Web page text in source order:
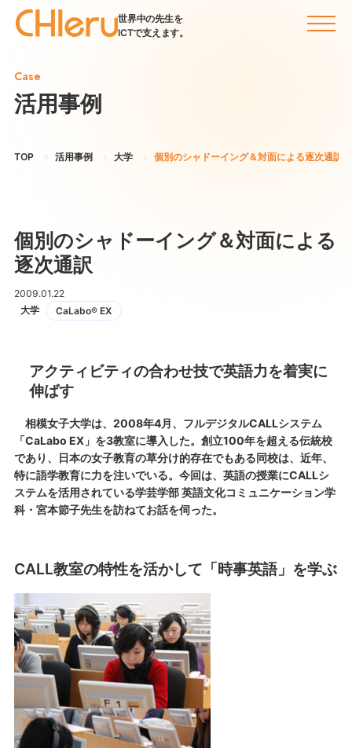
世界中の先生を
ICTで支えます。
Case
活用事例
TOP 活用事例 大学 個別のシャドーイング＆対面による逐次通訳
個別のシャドーイング＆対面による
逐次通訳
2009.01.22
大学
CaLabo® EX
アクティビティの合わせ技で英語力を着実に
伸ばす
相模女子大学は、2008年4月、フルデジタルCALLシステム
「CaLabo EX」を3教室に導入した。創立100年を超える伝統校
であり、日本の女子教育の草分け的存在でもある同校は、近年、
特に語学教育に力を注いでいる。今回は、英語の授業にCALLシ
ステムを活用されている学芸学部 英語文化コミュニケーション学
科・宮本節子先生を訪ねてお話を伺った。
CALL教室の特性を活かして「時事英語」を学ぶ